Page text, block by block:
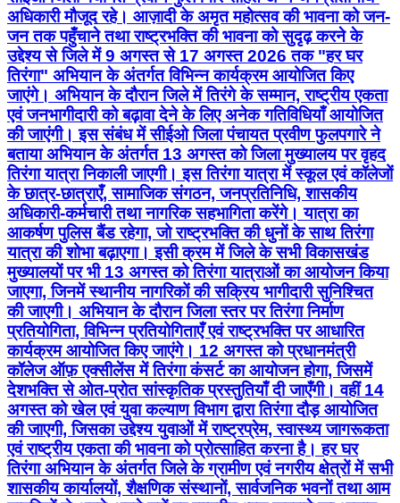
अधिकारी मौजूद रहे। आज़ादी के अमृत महोत्सव की भावना को जन-
जन तक पहुँचाने तथा राष्ट्रभक्ति की भावना को सुदृढ़ करने के
उद्देश्य से जिले में 9 अगस्त से 17 अगस्त 2026 तक "हर घर
तिरंगा" अभियान के अंतर्गत विभिन्न कार्यक्रम आयोजित किए
जाएंगे। अभियान के दौरान जिले में तिरंगे के सम्मान, राष्ट्रीय एकता
एवं जनभागीदारी को बढ़ावा देने के लिए अनेक गतिविधियाँ आयोजित
की जाएंगी। इस संबंध में सीईओ जिला पंचायत प्रवीण फुलपगारे ने
बताया अभियान के अंतर्गत 13 अगस्त को जिला मुख्यालय पर वृहद
तिरंगा यात्रा निकाली जाएगी। इस तिरंगा यात्रा में स्कूल एवं कॉलेजों
के छात्र-छात्राएँ, सामाजिक संगठन, जनप्रतिनिधि, शासकीय
अधिकारी-कर्मचारी तथा नागरिक सहभागिता करेंगे। यात्रा का
आकर्षण पुलिस बैंड रहेगा, जो राष्ट्रभक्ति की धुनों के साथ तिरंगा
यात्रा की शोभा बढ़ाएगा। इसी क्रम में जिले के सभी विकासखंड
मुख्यालयों पर भी 13 अगस्त को तिरंगा यात्राओं का आयोजन किया
जाएगा, जिनमें स्थानीय नागरिकों की सक्रिय भागीदारी सुनिश्चित
की जाएगी। अभियान के दौरान जिला स्तर पर तिरंगा निर्माण
प्रतियोगिता, विभिन्न प्रतियोगिताएँ एवं राष्ट्रभक्ति पर आधारित
कार्यक्रम आयोजित किए जाएंगे। 12 अगस्त को प्रधानमंत्री
कॉलेज ऑफ़ एक्सीलेंस में तिरंगा कंसर्ट का आयोजन होगा, जिसमें
देशभक्ति से ओत-प्रोत सांस्कृतिक प्रस्तुतियाँ दी जाएँगी। वहीं 14
अगस्त को खेल एवं युवा कल्याण विभाग द्वारा तिरंगा दौड़ आयोजित
की जाएगी, जिसका उद्देश्य युवाओं में राष्ट्रप्रेम, स्वास्थ्य जागरूकता
एवं राष्ट्रीय एकता की भावना को प्रोत्साहित करना है। हर घर
तिरंगा अभियान के अंतर्गत जिले के ग्रामीण एवं नगरीय क्षेत्रों में सभी
शासकीय कार्यालयों, शैक्षणिक संस्थानों, सार्वजनिक भवनों तथा आम